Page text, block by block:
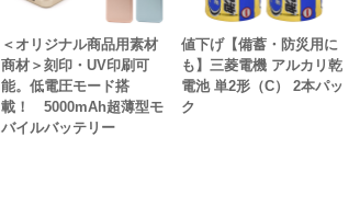
＜オリジナル商品用素材
商材＞刻印・UV印刷可
能。低電圧モード搭
載！ 5000mAh超薄型モ
バイルバッテリー
値下げ【備蓄・防災用に
も】三菱電機 アルカリ乾
電池 単2形（C） 2本パッ
ク